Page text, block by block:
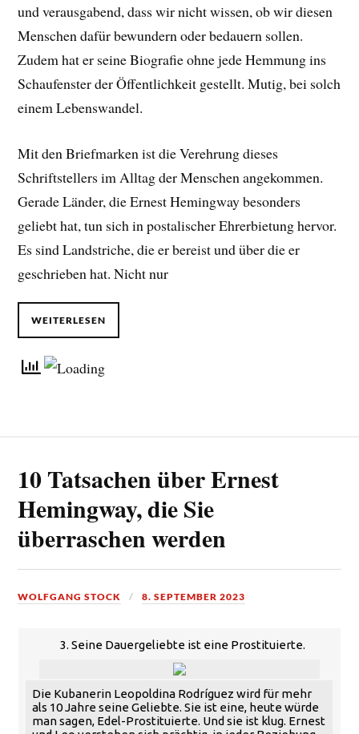
und verausgabend, dass wir nicht wissen, ob wir diesen
Menschen dafür bewundern oder bedauern sollen.
Zudem hat er seine Biografie ohne jede Hemmung ins
Schaufenster der Öffentlichkeit gestellt. Mutig, bei solch
einem Lebenswandel.
Mit den Briefmarken ist die Verehrung dieses
Schriftstellers im Alltag der Menschen angekommen.
Gerade Länder, die Ernest Hemingway besonders
geliebt hat, tun sich in postalischer Ehrerbietung hervor.
Es sind Landstriche, die er bereist und über die er
geschrieben hat. Nicht nur
WEITERLESEN
10 Tatsachen über Ernest
Hemingway, die Sie
überraschen werden
WOLFGANG STOCK 8. SEPTEMBER 2023
3. Seine Dauergeliebte ist eine Prostituierte.
Die Kubanerin Leopoldina Rodríguez wird für mehr
als 10 Jahre seine Geliebte. Sie ist eine, heute würde
man sagen, Edel-Prostituierte. Und sie ist klug. Ernest